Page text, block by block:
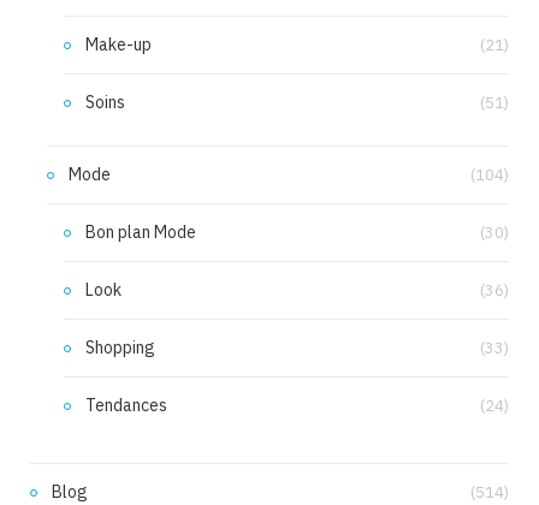
Make-up (21)
Soins (51)
Mode (104)
Bon plan Mode (30)
Look (36)
Shopping (33)
Tendances (24)
Blog (514)